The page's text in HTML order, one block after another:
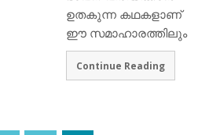
ഉതകുന്ന കഥകളാണ്
ഈ സമാഹാരത്തിലും
Continue Reading